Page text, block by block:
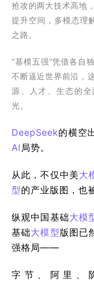
抢攻的两大技术高地
提升空间，多模态理
之路。
“基模五强”凭借各自
不断逼近世界前沿，
源、人才、生态的
光。
DeepSeek的横空
AI局势。
从此，不仅中美大
型的产业版图，也
纵观中国基础大模
基础大模型版图已
强格局——
字节、阿里、